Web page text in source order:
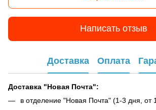
Написать отзыв
Доставка Оплата
Доставка "Новая Почта":
в отделение "Новая Почта" (1-3 дня, от